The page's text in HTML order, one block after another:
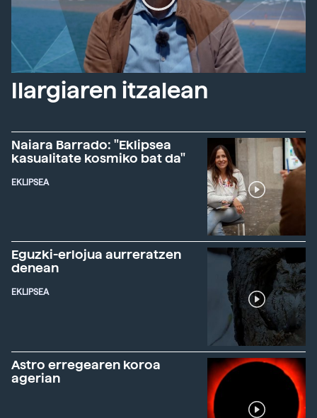
Ilargiaren itzalean
Naiara Barrado: "Eklipsea
kasualitate kosmiko bat da"
EKLIPSEA
Eguzki-erlojua aurreratzen
denean
EKLIPSEA
Astro erregearen koroa
agerian